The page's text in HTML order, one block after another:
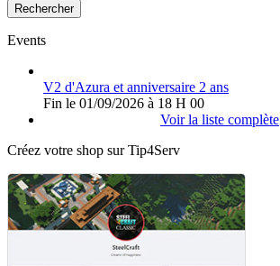
Rechercher
Events
V2 d'Azura et anniversaire 2 ans
Fin le 01/09/2026 à 18 H 00
Voir la liste complète
Créez votre shop sur Tip4Serv